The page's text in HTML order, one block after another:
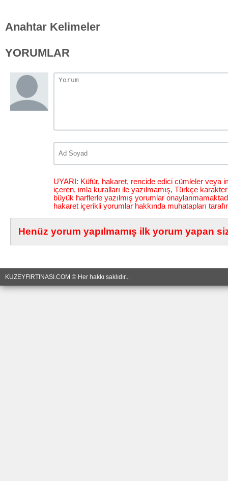
Anahtar Kelimeler
YORUMLAR
UYARI: Küfür, hakaret, rencide edici cümleler veya
içeren, imla kuralları ile yazılmamış, Türkçe
büyük harflerle yazılmış yorumlar
hakaret içerikli yorumlar hakkında muhatapları
Henüz yorum yapılmamış ilk yorum yapan
KUZEYFIRTINASI.COM © Her hakkı saklıdır...